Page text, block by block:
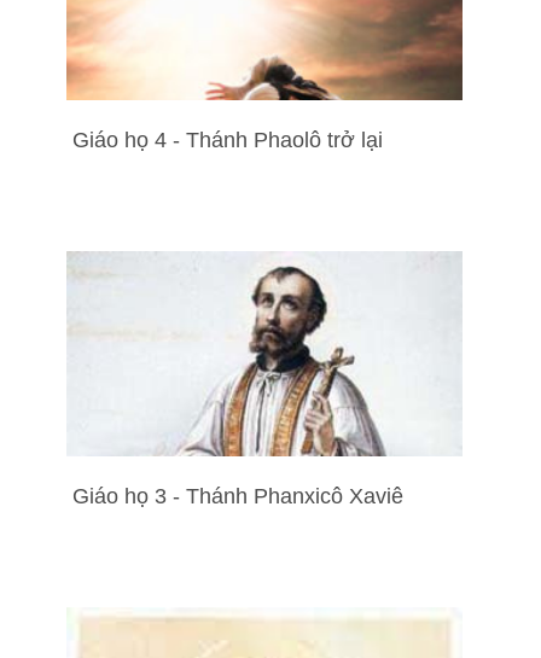
Giáo họ 4 - Thánh Phaolô trở lại
Giáo họ 3 - Thánh Phanxicô Xaviê